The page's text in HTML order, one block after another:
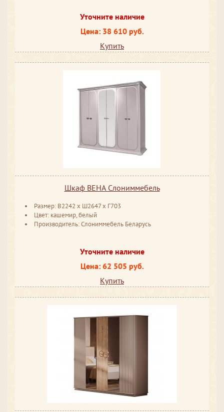
Уточните наличие
Цена: 38 610 руб.
Купить
Шкаф ВЕНА Слониммебель
Размер: В2242 ​x Ш2647 ​x Г703
Цвет: кашемир, белый
Производитель: Слониммебель Беларусь
Уточните наличие
Цена: 62 505 руб.
Купить